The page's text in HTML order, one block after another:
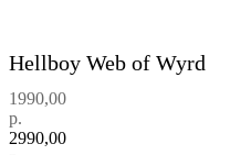
Hellboy Web of Wyrd
1990,00
р.
2990,00